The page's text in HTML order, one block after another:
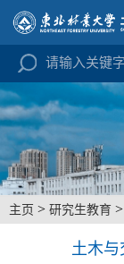
主页 > 研究生教育 >
土木与